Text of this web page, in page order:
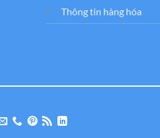
Thông tin hàng hóa